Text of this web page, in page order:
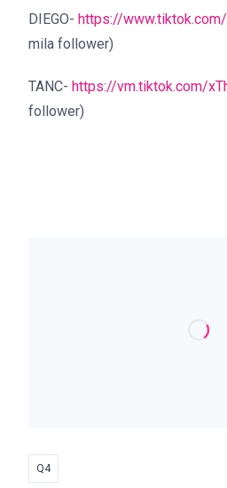
DIEGO- https://www.tiktok.com/
mila follower)
TANC- https://vm.tiktok.com/
follower)
Q4